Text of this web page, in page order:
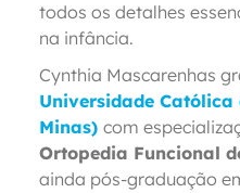
todos os detalhes
na infância.
Cynthia Mascarenhas
Universidade Católica
Minas) com
Ortopedia Funcional
ainda pós-graduação